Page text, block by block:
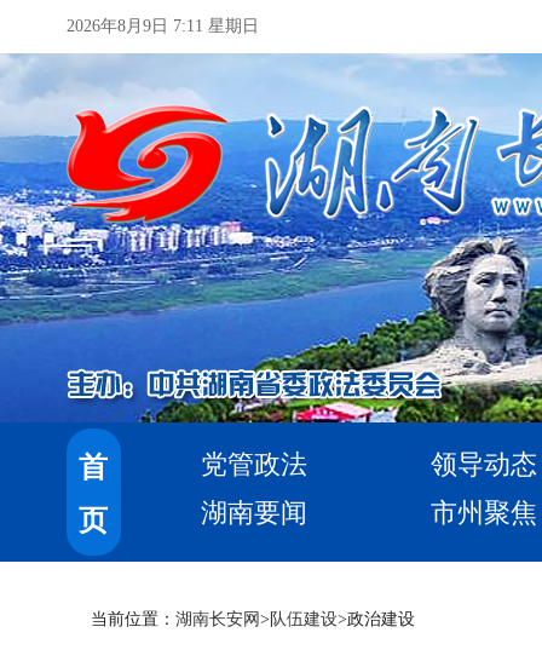
2026年8月9日 7:11 星期日
首
页
党管政法
领导动态
湖南要闻
市州聚焦
当前位置： 湖南长安网 > 队伍建设>政治建设